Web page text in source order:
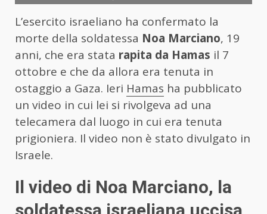
L’esercito israeliano ha confermato la
morte della soldatessa Noa Marciano, 19
anni, che era stata rapita da Hamas il 7
ottobre e che da allora era tenuta in
ostaggio a Gaza. Ieri Hamas ha pubblicato
un video in cui lei si rivolgeva ad una
telecamera dal luogo in cui era tenuta
prigioniera. Il video non è stato divulgato in
Israele.
Il video di Noa Marciano, la